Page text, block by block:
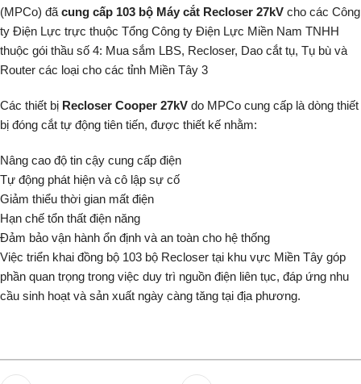
(MPCo) đã cung cấp 103 bộ Máy cắt Recloser 27kV cho các Công
ty Điện Lực trực thuộc Tổng Công ty Điện Lực Miền Nam TNHH
thuộc gói thầu số 4: Mua sắm LBS, Recloser, Dao cắt tụ, Tụ bù và
Router các loại cho các tỉnh Miền Tây 3
Các thiết bị Recloser Cooper 27kV do MPCo cung cấp là dòng thiết
bị đóng cắt tự động tiên tiến, được thiết kế nhằm:
Nâng cao độ tin cậy cung cấp điện
Tự động phát hiện và cô lập sự cố
Giảm thiểu thời gian mất điện
Hạn chế tổn thất điện năng
Đảm bảo vận hành ổn định và an toàn cho hệ thống
Việc triển khai đồng bộ 103 bộ Recloser tại khu vực Miền Tây góp
phần quan trọng trong việc duy trì nguồn điện liên tục, đáp ứng nhu
cầu sinh hoạt và sản xuất ngày càng tăng tại địa phương.